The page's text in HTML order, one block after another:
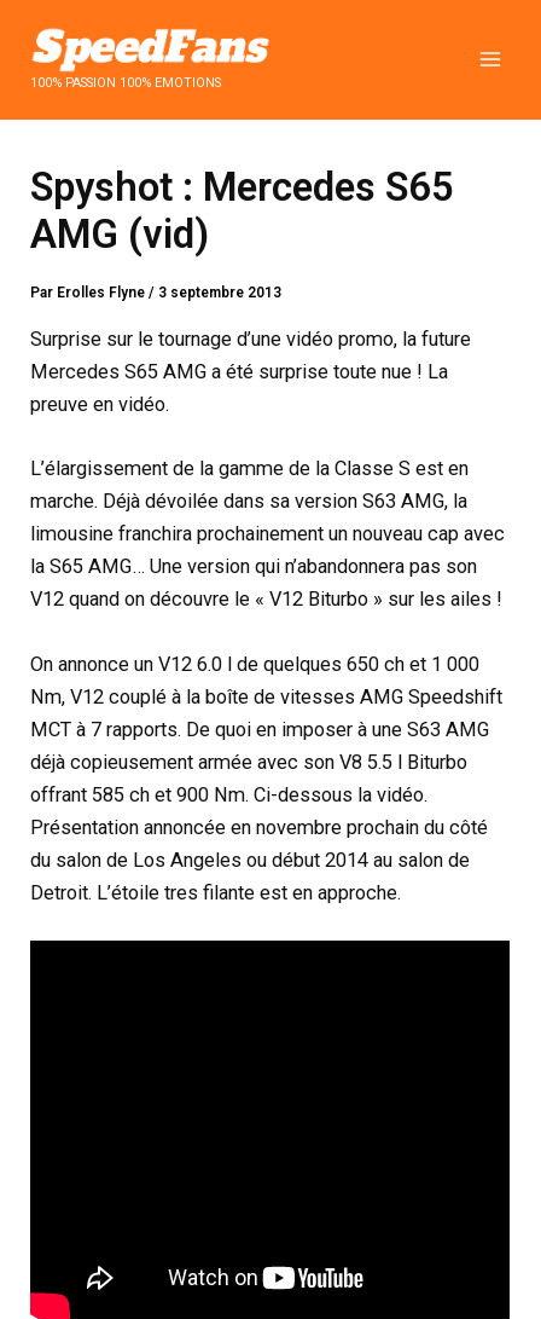
contenu100% PASSION 100% EMOTIONS
Spyshot : Mercedes S65
AMG (vid)
Par Erolles Flyne/ 3 septembre 2013
Surprise sur le tournage d’une vidéo promo, la future
Mercedes S65 AMG a été surprise toute nue ! La
preuve en vidéo.
L’élargissement de la gamme de la Classe S est en
marche. Déjà dévoilée dans sa version S63 AMG, la
limousine franchira prochainement un nouveau cap avec
la S65 AMG… Une version qui n’abandonnera pas son
V12 quand on découvre le « V12 Biturbo » sur les ailes !
On annonce un V12 6.0 l de quelques 650 ch et 1 000
Nm, V12 couplé à la boîte de vitesses AMG Speedshift
MCT à 7 rapports. De quoi en imposer à une S63 AMG
déjà copieusement armée avec son V8 5.5 l Biturbo
offrant 585 ch et 900 Nm. Ci-dessous la vidéo.
Présentation annoncée en novembre prochain du côté
du salon de Los Angeles ou début 2014 au salon de
Detroit. L’étoile tres filante est en approche.